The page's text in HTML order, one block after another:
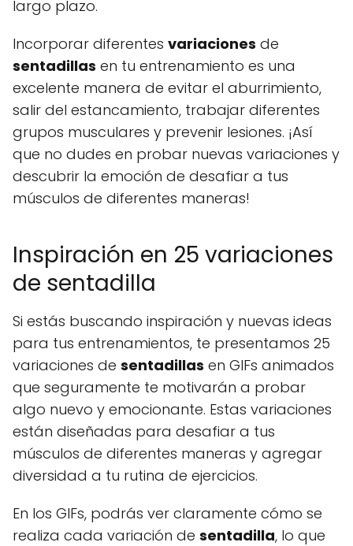
largo plazo.
Incorporar diferentes variaciones de
sentadillas en tu entrenamiento es una
excelente manera de evitar el aburrimiento,
salir del estancamiento, trabajar diferentes
grupos musculares y prevenir lesiones. ¡Así
que no dudes en probar nuevas variaciones y
descubrir la emoción de desafiar a tus
músculos de diferentes maneras!
Inspiración en 25 variaciones
de sentadilla
Si estás buscando inspiración y nuevas ideas
para tus entrenamientos, te presentamos 25
variaciones de sentadillas en GIFs animados
que seguramente te motivarán a probar
algo nuevo y emocionante. Estas variaciones
están diseñadas para desafiar a tus
músculos de diferentes maneras y agregar
diversidad a tu rutina de ejercicios.
En los GIFs, podrás ver claramente cómo se
realiza cada variación de sentadilla, lo que